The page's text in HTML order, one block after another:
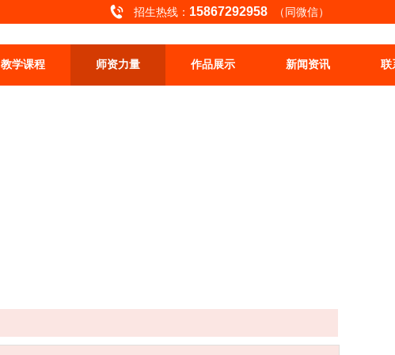
招生热线： 15867292958 （同微信）
教学课程 师资力量 作品展示 新闻资讯 联